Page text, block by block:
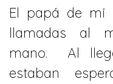
El papá de mi
llamadas al
mano. Al
estaban